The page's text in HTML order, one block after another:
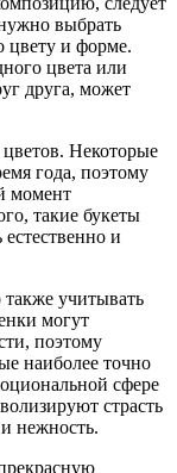
выбрать
цвету и форме.
цвета или
друга, может
Некоторые
года, поэтому
момент
такие букеты
и
учитывать
могут
поэтому
наиболее точно
сфере
страсть
нежность.